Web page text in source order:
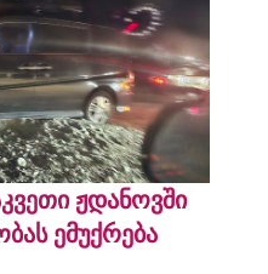
ჟდანოვში
ემუქრება